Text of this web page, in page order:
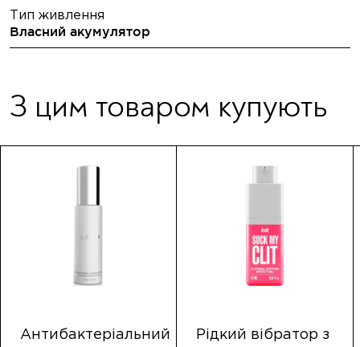
Тип живлення
Власний акумулятор
З цим товаром купують
Антибактеріальний
Рідкий вібратор з